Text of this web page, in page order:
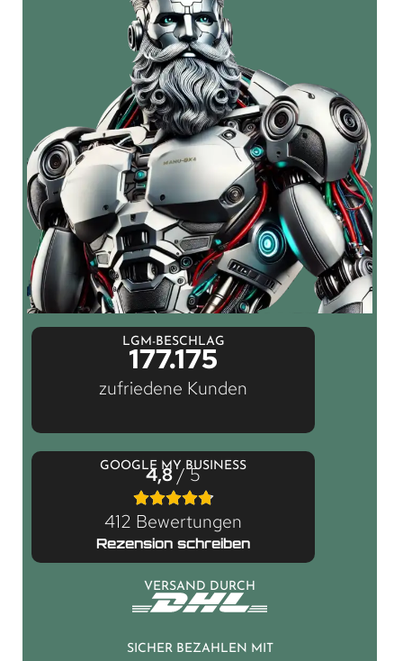
LGM-BESCHLAG
177.175
zufriedene Kunden
GOOGLE MY BUSINESS
4,8/ 5
412 Bewertungen
Rezension schreiben
VERSAND DURCH
SICHER BEZAHLEN MIT